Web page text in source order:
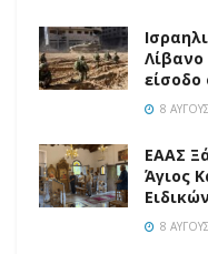
Λίβανο
είσοδο
8
EAAΣ
Άγιος
8